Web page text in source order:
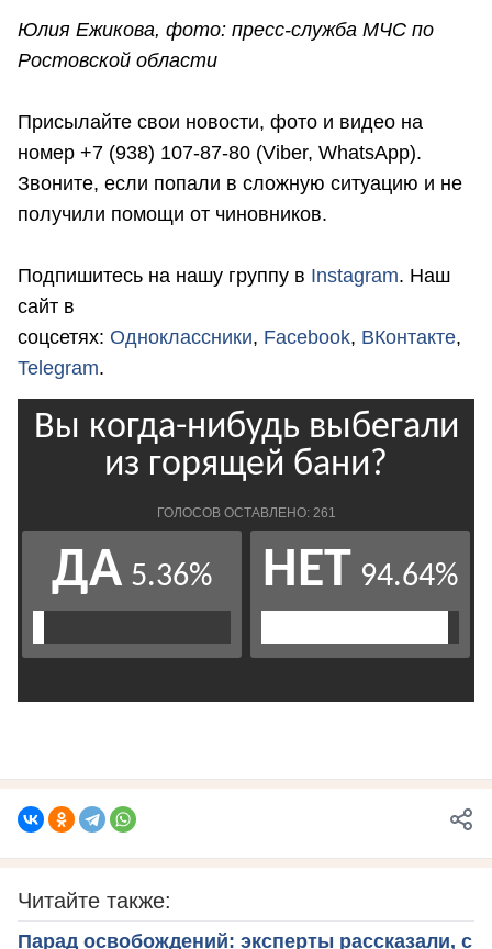
Юлия Ежикова, фото: пресс-служба МЧС по
Ростовской области
Присылайте свои новости, фото и видео на
номер +7 (938) 107-87-80 (Viber, WhatsApp).
Звоните, если попали в сложную ситуацию и не
получили помощи от чиновников.
Подпишитесь на нашу группу в Instagram. Наш
сайт в
соцсетях: Одноклассники, Facebook, ВКонтакте,
Telegram.
Читайте также:
Парад освобождений: эксперты рассказали, с